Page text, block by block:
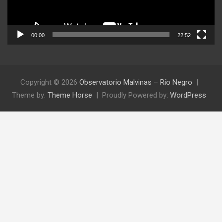
00:00 22:52
Copyright © 2026 Observatorio Malvinas – Río Negro
Theme by: Theme Horse Proudly Powered by: WordPress